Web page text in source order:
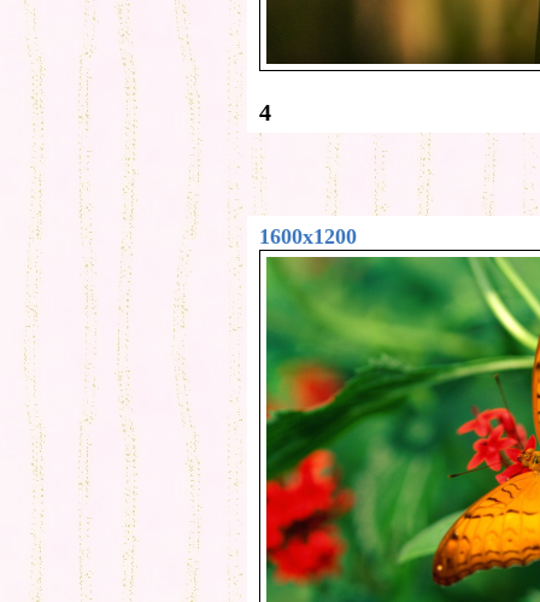
4
1600x1200